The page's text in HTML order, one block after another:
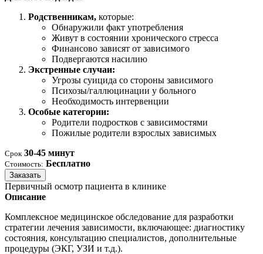
Родственникам, которые:
Обнаружили факт употребления
Живут в состоянии хронического стресса
Финансово зависят от зависимого
Подвергаются насилию
Экстренные случаи:
Угрозы суицида со стороны зависимого
Психозы/галлюцинации у больного
Необходимость интервенции
Особые категории:
Родители подростков с зависимостями
Пожилые родители взрослых зависимых
Срок 30-45 минут
Стоимость: Бесплатно
Заказать
Первичный осмотр пациента в клинике
Описание
Комплексное медицинское обследование для разработки
стратегии лечения зависимости, включающее: диагностику
состояния, консультацию специалистов, дополнительные
процедуры (ЭКГ, УЗИ и т.д.).